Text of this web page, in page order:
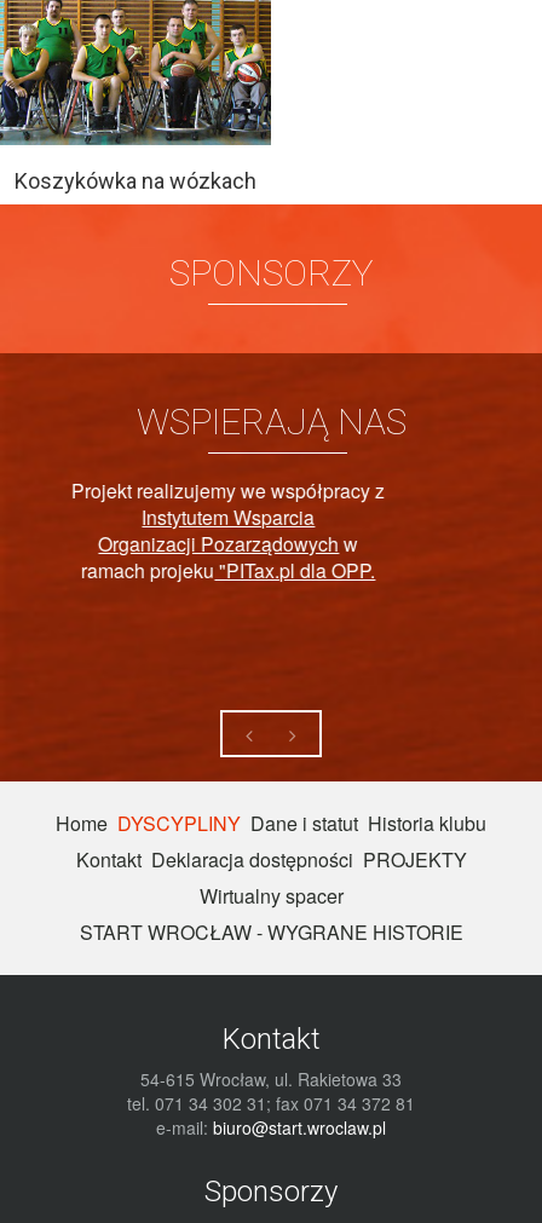
Koszykówka na wózkach
SPONSORZY
WSPIERAJĄ NAS
PAŃSTWOWY
REHABILITACJI OSÓB
Home DYSCYPLINY Dane i statut Historia klubu
Kontakt Deklaracja dostępności PROJEKTY
Wirtualny spacer
START WROCŁAW - WYGRANE HISTORIE
Kontakt
54-615 Wrocław, ul. Rakietowa 33
tel. 071 34 302 31; fax 071 34 372 81
e-mail: biuro@start.wroclaw.pl
Sponsorzy